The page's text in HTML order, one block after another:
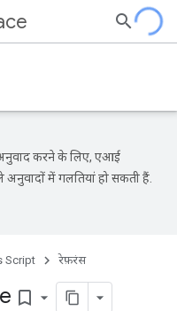
करने के लिए, एआई
में गलतियां हो सकती हैं.
Script रेफ़रंस
bookmark_border